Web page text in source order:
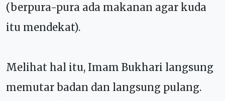
(berpura-pura ada makanan agar kuda
itu mendekat).
Melihat hal itu, Imam Bukhari langsung
memutar badan dan langsung pulang.